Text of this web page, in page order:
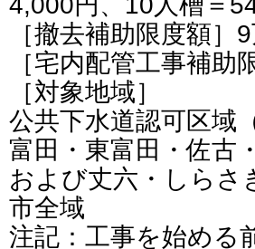
［撤去補助限度額］
［宅内配管工事補助
［対象地域］
公共下水道認可区域
富田・東富田・佐古
および丈六・しらさ
市全域
注記：工事を始める